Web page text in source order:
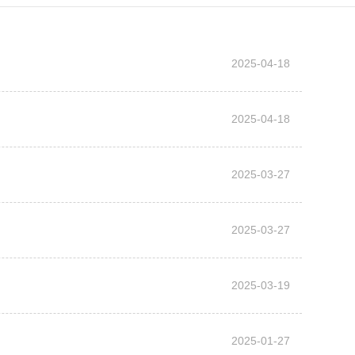
2025-04-18
2025-04-18
2025-03-27
2025-03-27
2025-03-19
2025-01-27